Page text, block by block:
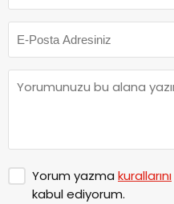
Yorum yazma kurallarını
kabul ediyorum.